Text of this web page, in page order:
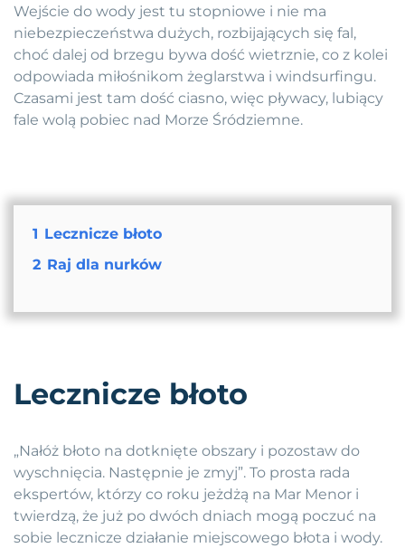
Wejście do wody jest tu stopniowe i nie ma
niebezpieczeństwa dużych, rozbijających się fal,
choć dalej od brzegu bywa dość wietrznie, co z kolei
odpowiada miłośnikom żeglarstwa i windsurfingu.
Czasami jest tam dość ciasno, więc pływacy, lubiący
fale wolą pobiec nad Morze Śródziemne.
1 Lecznicze błoto
2 Raj dla nurków
Lecznicze błoto
„Nałóż błoto na dotknięte obszary i pozostaw do
wyschnięcia. Następnie je zmyj”. To prosta rada
ekspertów, którzy co roku jeżdżą na Mar Menor i
twierdzą, że już po dwóch dniach mogą poczuć na
sobie lecznicze działanie miejscowego błota i wody.